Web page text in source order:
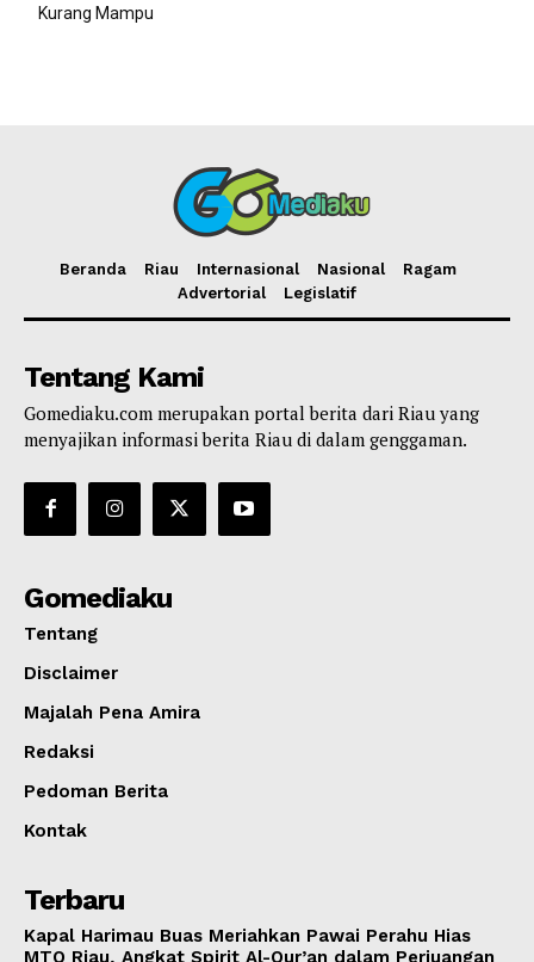
Kurang Mampu
Beranda Riau Internasional Nasional
Ragam
Advertorial
Legislatif
Tentang Kami
Gomediaku.com merupakan portal berita dari Riau yang
menyajikan informasi berita Riau di dalam genggaman.
Gomediaku
Tentang
Disclaimer
Majalah Pena Amira
Redaksi
Pedoman Berita
Kontak
Terbaru
Kapal Harimau Buas Meriahkan Pawai Perahu Hias
MTQ Riau, Angkat Spirit Al-Qur’an dalam Perjuangan